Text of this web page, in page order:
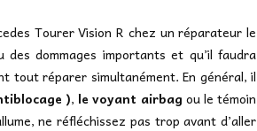
Tourer Vision R chez un réparateur le
dommages importants et qu’il faudra
tout réparer simultanément. En général, il
), le voyant airbag ou le témoin
ne réfléchissez pas trop avant d’aller